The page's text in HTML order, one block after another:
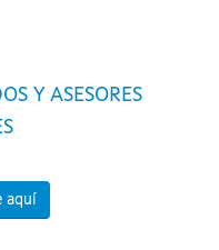
Y ASESORES
aquí